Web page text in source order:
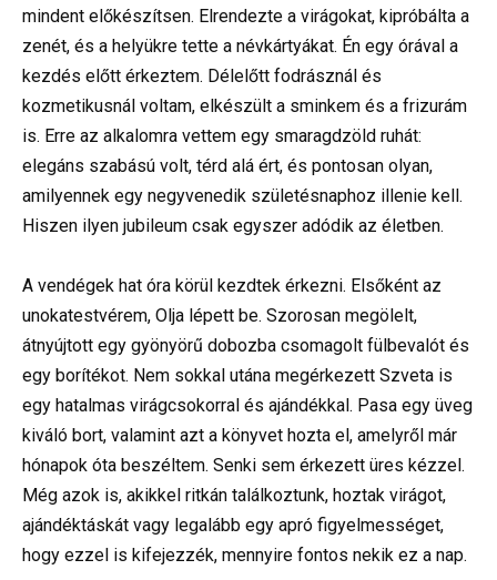
mindent előkészítsen. Elrendezte a virágokat, kipróbálta a
zenét, és a helyükre tette a névkártyákat. Én egy órával a
kezdés előtt érkeztem. Délelőtt fodrásznál és
kozmetikusnál voltam, elkészült a sminkem és a frizurám
is. Erre az alkalomra vettem egy smaragdzöld ruhát:
elegáns szabású volt, térd alá ért, és pontosan olyan,
amilyennek egy negyvenedik születésnaphoz illenie kell.
Hiszen ilyen jubileum csak egyszer adódik az életben.
A vendégek hat óra körül kezdtek érkezni. Elsőként az
unokatestvérem, Olja lépett be. Szorosan megölelt,
átnyújtott egy gyönyörű dobozba csomagolt fülbevalót és
egy borítékot. Nem sokkal utána megérkezett Szveta is
egy hatalmas virágcsokorral és ajándékkal. Pasa egy üveg
kiváló bort, valamint azt a könyvet hozta el, amelyről már
hónapok óta beszéltem. Senki sem érkezett üres kézzel.
Még azok is, akikkel ritkán találkoztunk, hoztak virágot,
ajándéktáskát vagy legalább egy apró figyelmességet,
hogy ezzel is kifejezzék, mennyire fontos nekik ez a nap.